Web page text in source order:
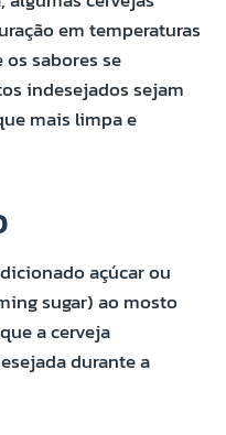
em temperaturas
sabores se
indesejados sejam
mais limpa e
açúcar ou
sugar) ao mosto
a cerveja
durante a